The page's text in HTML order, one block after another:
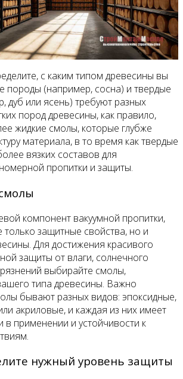
с каким типом древесины вы
породы (например, сосна) и твердые
дуб или ясень) требуют разных
пород древесины, как правило,
жидкие смолы, которые глубже
материала, в то время как твердые
вязких составов для
пропитки и защиты.
компонент вакуумной пропитки,
защитные свойства, но и
Для достижения красивого
защиты от влаги, солнечного
выбирайте смолы,
типа древесины. Важно
бывают разных видов: эпоксидные,
акриловые, и каждая из них имеет
в применении и устойчивости к
нужный уровень защиты